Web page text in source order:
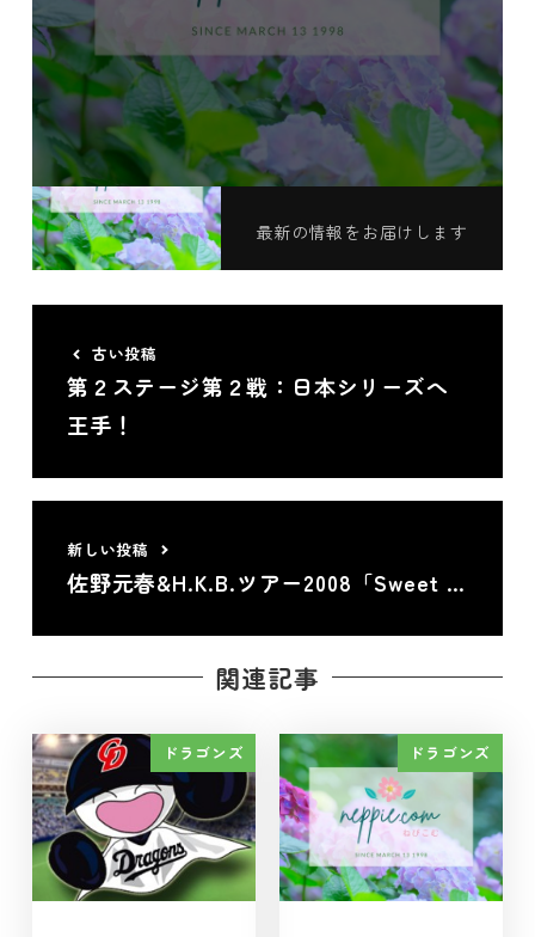
この記事が気に入ったら
いいね！しよう
最新の情報をお届けします
古い投稿
第２ステージ第２戦：日本シリーズへ
王手！
新しい投稿
佐野元春&H.K.B.ツアー2008「Sweet …
関連記事
ドラゴンズ ドラゴンズ